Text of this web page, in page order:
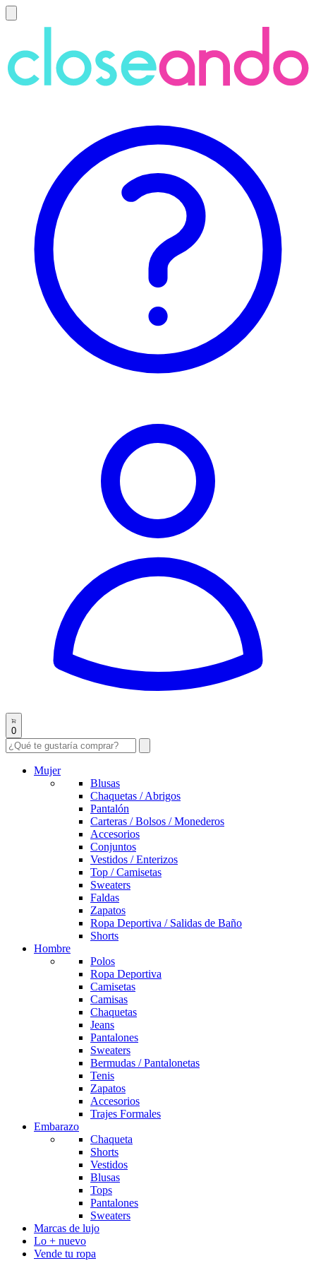
0
Mujer
Blusas
Chaquetas / Abrigos
Pantalón
Carteras / Bolsos / Monederos
Accesorios
Conjuntos
Vestidos / Enterizos
Top / Camisetas
Sweaters
Faldas
Zapatos
Ropa Deportiva / Salidas de Baño
Shorts
Hombre
Polos
Ropa Deportiva
Camisetas
Camisas
Chaquetas
Jeans
Pantalones
Sweaters
Bermudas / Pantalonetas
Tenis
Zapatos
Accesorios
Trajes Formales
Embarazo
Chaqueta
Shorts
Vestidos
Blusas
Tops
Pantalones
Sweaters
Marcas de lujo
Lo + nuevo
Vende tu ropa